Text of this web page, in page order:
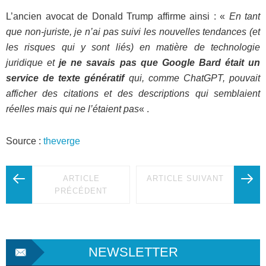
L’ancien avocat de Donald Trump affirme ainsi : « En tant
que non-juriste, je n’ai pas suivi les nouvelles tendances (et
les risques qui y sont liés) en matière de technologie
juridique etje ne savais pas que Google Bard était un
service de texte génératifqui, comme ChatGPT, pouvait
afficher des citations et des descriptions qui semblaient
réelles mais qui ne l’étaient pas« .
Source : theverge
ARTICLE
PRÉCÉDENT
ARTICLE SUIVANT
NEWSLETTER